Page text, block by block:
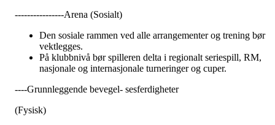
----------------Arena (Sosialt)
Den sosiale rammen ved alle arrangementer og trening bør
vektlegges.
På klubbnivå bør spilleren delta i regionalt seriespill, RM,
nasjonale og internasjonale turneringer og cuper.
----Grunnleggende bevegel- sesferdigheter
(Fysisk)